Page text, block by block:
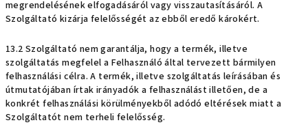
megrendelésének elfogadásáról vagy visszautasításáról. A
Szolgáltató kizárja felelősségét az ebből eredő károkért.
13.2 Szolgáltató nem garantálja, hogy a termék, illetve
szolgáltatás megfelel a Felhasználó által tervezett bármilyen
felhasználási célra. A termék, illetve szolgáltatás leírásában és
útmutatójában írtak irányadók a felhasználást illetően, de a
konkrét felhasználási körülményekből adódó eltérések miatt a
Szolgáltatót nem terheli felelősség.